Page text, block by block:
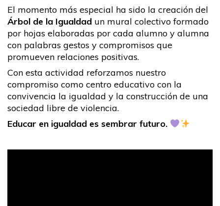
El momento más especial ha sido la creación del
Árbol de la Igualdad un mural colectivo formado
por hojas elaboradas por cada alumno y alumna
con palabras gestos y compromisos que
promueven relaciones positivas.
Con esta actividad reforzamos nuestro
compromiso como centro educativo con la
convivencia la igualdad y la construcción de una
sociedad libre de violencia.
Educar en igualdad es sembrar futuro.